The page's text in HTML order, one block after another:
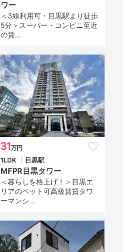
ワー
＜3線利用可・目黒駅より徒歩
5分＞スーパー・コンビニ至近
の賃...
31万円
1LDK 目黒駅
MFPR目黒タワー
＜暮らしを格上げ！＞目黒エ
リアのペット可高級賃貸タワ
ーマンシ...